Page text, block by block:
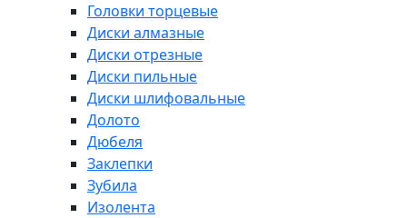
Головки торцевые
Диски алмазные
Диски отрезные
Диски пильные
Диски шлифовальные
Долото
Дюбеля
Заклепки
Зубила
Изолента